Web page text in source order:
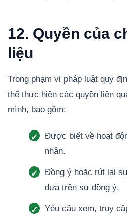
12. Quyền của
liệu
Trong phạm vi pháp luật quy
thể thực hiện các quyền liên
mình, bao gồm:
Được biết về hoạt
nhân.
Đồng ý hoặc rút lại
dựa trên sự đồng ý.
Yêu cầu xem, truy